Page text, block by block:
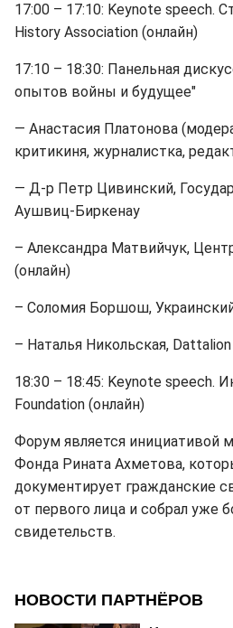
17:00 – 17:10: Keynote speech.
History Association (онлайн)
17:10 – 18:30: Панельная
опытов войны и будущее"
— Анастасия Платонова
критикиня, журналистка,
— Д-р Петр Цивинский,
Аушвиц-Биркенау
– Александра Матвийчук,
(онлайн)
– Соломия Боршош,
– Наталья Никольская, Dattalion
18:30 – 18:45: Keynote speech.
Foundation (онлайн)
Форум является инициативой
Фонда Рината Ахметова,
документирует гражданские
от первого лица и собрал уже
свидетельств.